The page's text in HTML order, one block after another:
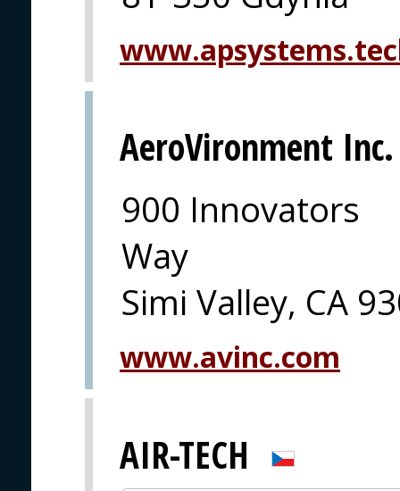
AeroVironment Inc.
900 Innovators
Way
Simi Valley, CA
www.avinc.com
AIR-TECH